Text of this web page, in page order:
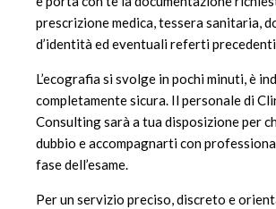
prescrizione medica, tessera sanitaria,
d’identità ed eventuali referti
L’ecografia si svolge in pochi minuti, è
completamente sicura. Il personale di
Consulting sarà a tua disposizione per
dubbio e accompagnarti con
fase dell’esame.
Per un servizio preciso, discreto e